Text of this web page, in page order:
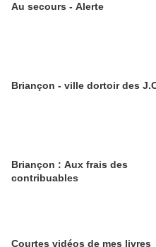
Au secours - Alerte
Briançon - ville dortoir des
Briançon : Aux frais des
contribuables
Courtes vidéos de mes livres